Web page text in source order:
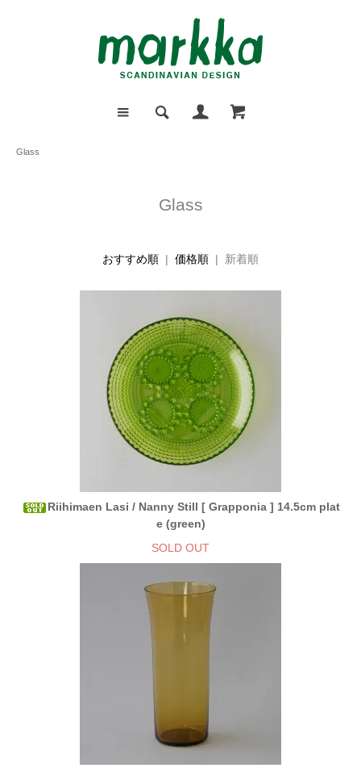
Glass
Glass
おすすめ順 | 価格順 | 新着順
Riihimaen Lasi / Nanny Still [ Grapponia ] 14.5cm plat
e (green)
SOLD OUT